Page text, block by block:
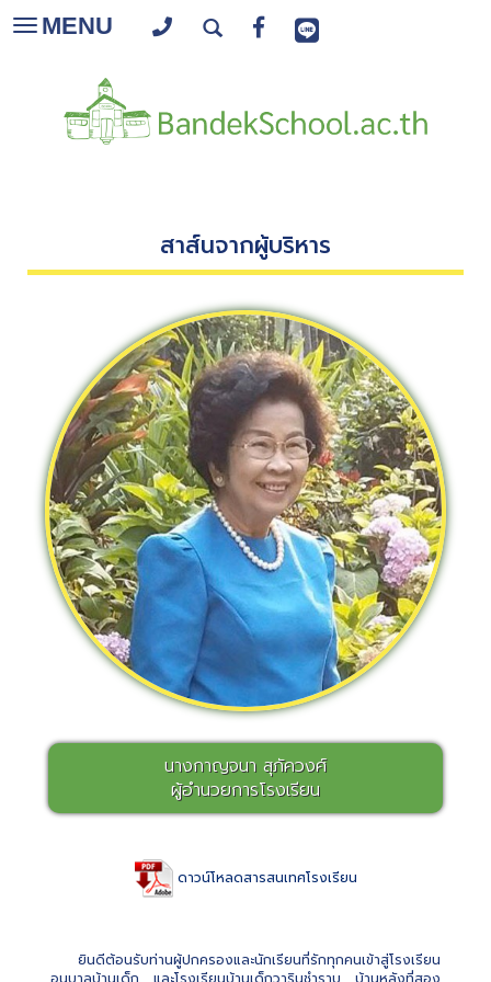
Toggle
MENU
สาส์นจากผู้บริหาร
นางกาญจนา สุภัควงศ์
ผู้อำนวยการโรงเรียน
ดาวน์โหลดสารสนเทศโรงเรียน
ยินดีต้อนรับท่านผู้ปกครองและนักเรียนที่รักทุกคนเข้าสู่โรงเรียน